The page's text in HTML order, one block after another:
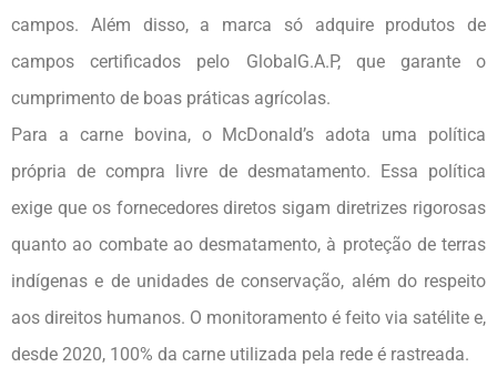
campos. Além disso, a marca só adquire produtos de
campos certificados pelo GlobalG.A.P, que garante o
cumprimento de boas práticas agrícolas.
Para a carne bovina, o McDonald’s adota uma política
própria de compra livre de desmatamento. Essa política
exige que os fornecedores diretos sigam diretrizes rigorosas
quanto ao combate ao desmatamento, à proteção de terras
indígenas e de unidades de conservação, além do respeito
aos direitos humanos. O monitoramento é feito via satélite e,
desde 2020, 100% da carne utilizada pela rede é rastreada.